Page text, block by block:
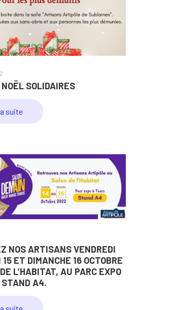
SOLIDAIRES
suite
NOS ARTISANS VENDREDI
ET DIMANCHE 16 OCTOBRE
L’HABITAT, AU PARC EXPO
STAND A4.